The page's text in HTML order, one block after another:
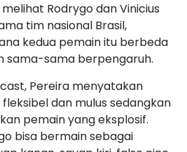
Rodrygo dan Vinicius
tim nasional Brasil,
kedua pemain itu berbeda
sama-sama berpengaruh.
Pereira menyatakan
dan mulus sedangkan
pemain yang eksplosif.
bisa bermain sebagai